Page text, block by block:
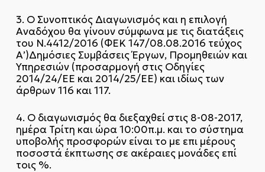
3. Ο Συνοπτικός Διαγωνισμός και η επιλογή
Αναδόχου θα γίνουν σύμφωνα με τις διατάξεις
του Ν.4412/2016 (ΦΕΚ 147/08.08.2016 τεύχος
Α’)Δημόσιες Συμβάσεις Έργων, Προμηθειών και
Υπηρεσιών (προσαρμογή στις Οδηγίες
2014/24/ΕΕ και 2014/25/ΕΕ) και ιδίως των
άρθρων 116 και 117.
4. Ο διαγωνισμός θα διεξαχθεί στις 8-08-2017,
ημέρα Τρίτη και ώρα 10:00π.μ. και το σύστημα
υποβολής προσφορών είναι το με επι μέρους
ποσοστά έκπτωσης σε ακέραιες μονάδες επί
τοις %.